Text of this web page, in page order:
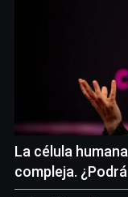
La célula
compleja.